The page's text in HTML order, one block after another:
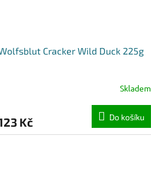
Cracker Wild Duck 225g
Skladem
Kč Do košíku